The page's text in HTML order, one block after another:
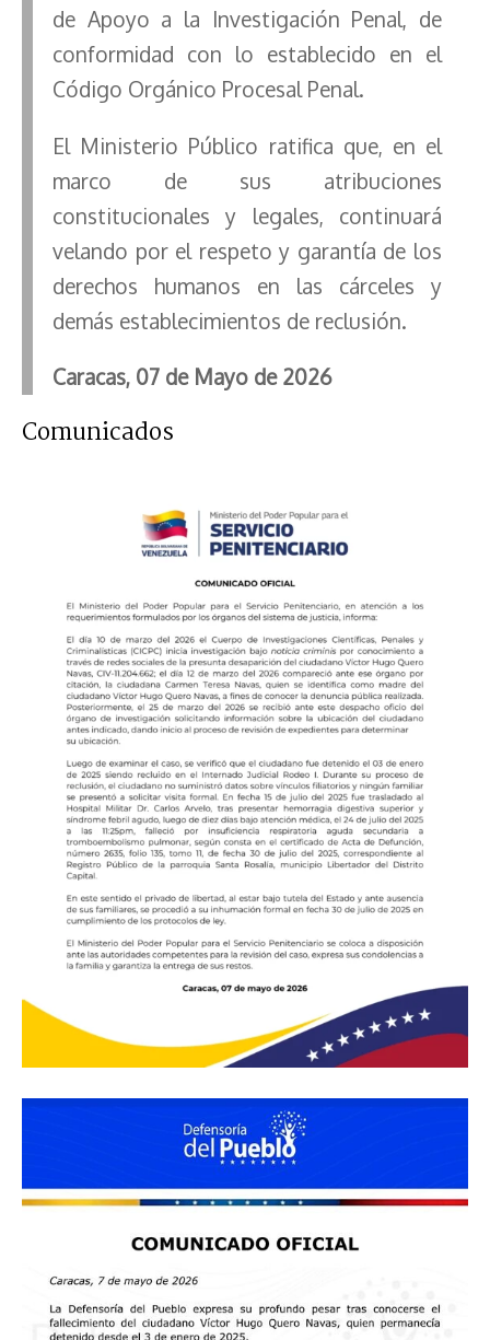
de Apoyo a la Investigación Penal, de
conformidad con lo establecido en el
Código Orgánico Procesal Penal.
El Ministerio Público ratifica que, en el
marco de sus atribuciones
constitucionales y legales, continuará
velando por el respeto y garantía de los
derechos humanos en las cárceles y
demás establecimientos de reclusión.
Caracas, 07 de Mayo de 2026
Comunicados